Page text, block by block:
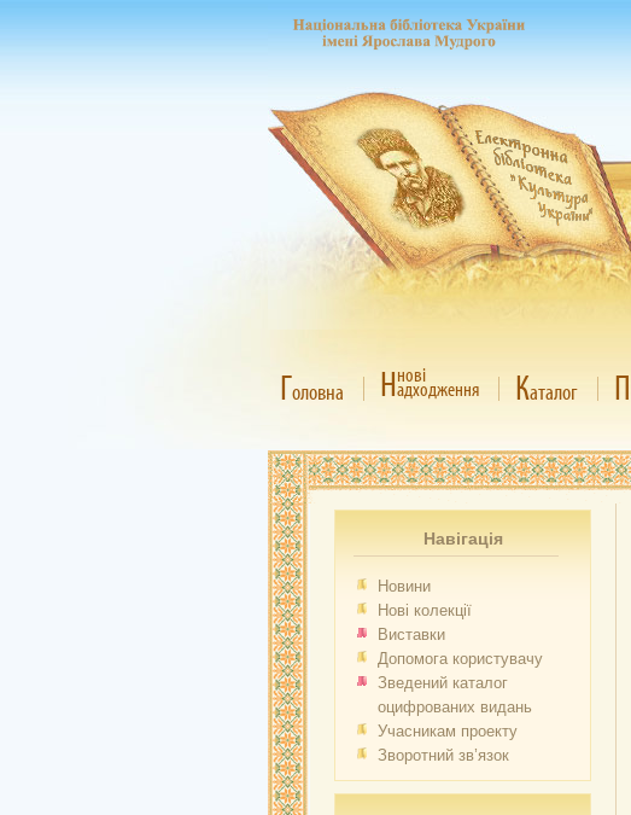
Головна Ннові
адходження Каталог П
Навігація
Новини
Нові колекції
Виставки
Допомога користувачу
Зведений каталог
оцифрованих видань
Учасникам проекту
Зворотний зв’язок